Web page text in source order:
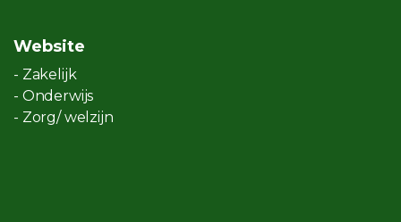
Website
- Zakelijk
- Onderwijs
- Zorg/ welzijn